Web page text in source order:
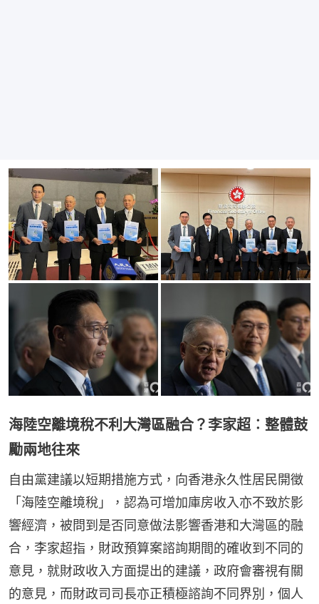
海陸空離境稅不利大灣區融合？李家超︰整體鼓
勵兩地往來
自由黨建議以短期措施方式，向香港永久性居民開徵
「海陸空離境稅」，認為可增加庫房收入亦不致於影
響經濟，被問到是否同意做法影響香港和大灣區的融
合，李家超指，財政預算案諮詢期間的確收到不同的
意見，就財政收入方面提出的建議，政府會審視有關
的意見，而財政司司長亦正積極諮詢不同界別，個人